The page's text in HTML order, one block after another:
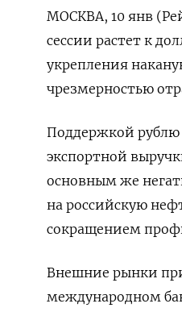
МОСКВА, 10 янв
сессии растет к
укрепления
чрезмерностью
Поддержкой
экспортной
основным же
на российскую
сокращением
Внешние рынки
международном